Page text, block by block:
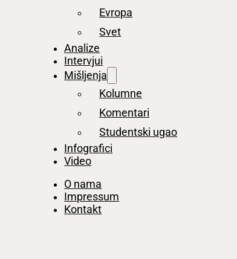
Evropa
Svet
Analize
Intervjui
Mišljenja
Kolumne
Komentari
Studentski ugao
Infografici
Video
O nama
Impressum
Kontakt